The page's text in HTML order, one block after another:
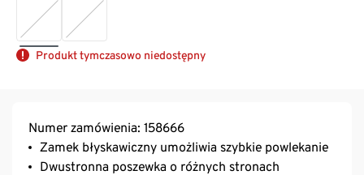
Produkt tymczasowo niedostępny
Numer zamówienia: 158666
Zamek błyskawiczny umożliwia szybkie powlekanie
Dwustronna poszewka o różnych stronach